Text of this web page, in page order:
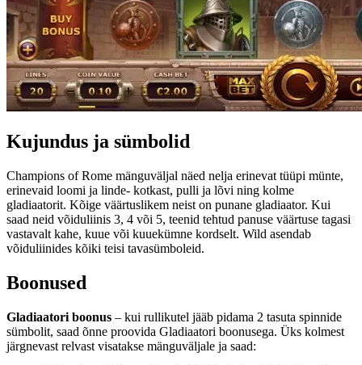
Kujundus ja sümbolid
Champions of Rome mänguväljal näed nelja erinevat tüüpi münte,
erinevaid loomi ja linde- kotkast, pulli ja lõvi ning kolme
gladiaatorit. Kõige väärtuslikem neist on punane gladiaator. Kui
saad neid võiduliinis 3, 4 või 5, teenid tehtud panuse väärtuse tagasi
vastavalt kahe, kuue või kuuekümne kordselt. Wild asendab
võiduliinides kõiki teisi tavasümboleid.
Boonused
Gladiaatori boonus – kui rullikutel jääb pidama 2 tasuta spinnide
sümbolit, saad õnne proovida Gladiaatori boonusega. Üks kolmest
järgnevast relvast visatakse mänguväljale ja saad: